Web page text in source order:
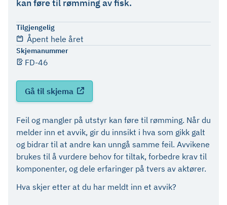
kan føre til rømming av fisk.
Tilgjengelig
Åpent hele året
Skjemanummer
FD-46
Gå til skjema
Feil og mangler på utstyr kan føre til rømming. Når du
melder inn et avvik, gir du innsikt i hva som gikk galt
og bidrar til at andre kan unngå samme feil. Avvikene
brukes til å vurdere behov for tiltak, forbedre krav til
komponenter, og dele erfaringer på tvers av aktører.
Hva skjer etter at du har meldt inn et avvik?